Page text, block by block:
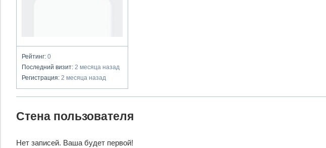
Рейтинг: 0
Последний визит: 2 месяца назад
Регистрация: 2 месяца назад
Стена пользователя
Нет записей. Ваша будет первой!